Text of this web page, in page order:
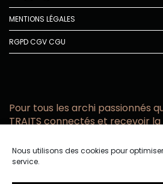
Nous utilisons des cookies pour
service.
MENTIONS LÉGALES
RGPDCGVCGU
Pour tous les archi passionnés
TRAITS connectés et recevoir
email